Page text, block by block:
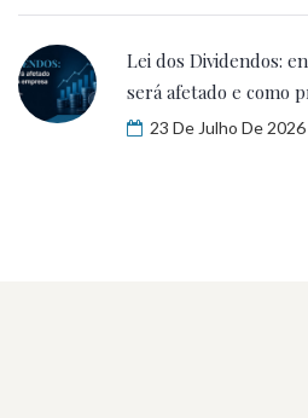
Lei dos Dividendos:
será afetado e como
23 De Julho De 2026